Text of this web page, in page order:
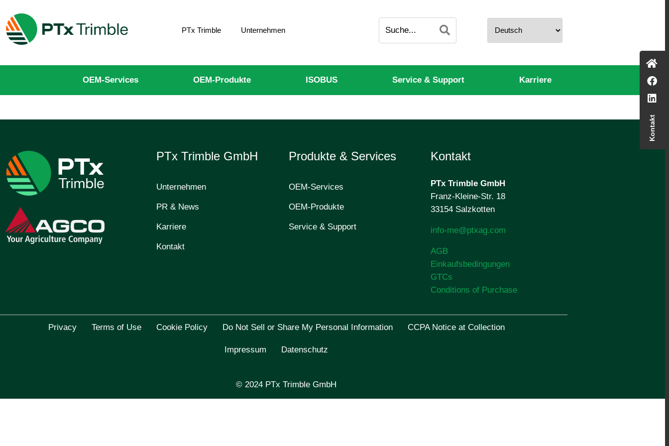
PTx Trimble Unternehmen
OEM-Services OEM-Produkte ISOBUS Service & Support Karriere
PTx Trimble GmbH
Unternehmen
PR & News
Karriere
Kontakt
Produkte & Services
OEM-Services
OEM-Produkte
Service & Support
Kontakt
PTx TrimbleGmbH
Franz-Kleine-Str. 18
33154 Salzkotten
info-me@ptxag.com
AGB
Einkaufsbedingungen
GTCs
Conditions of Purchase
Privacy Terms of Use Cookie Policy Do Not Sell or Share My Personal Information CCPA Notice at Collection
Impressum Datenschutz
© 2024 PTx Trimble GmbH
Kontakt